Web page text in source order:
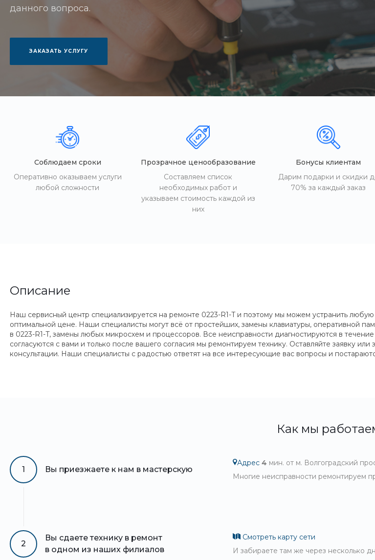
данного вопроса.
ЗАКАЗАТЬ УСЛУГУ
Соблюдаем сроки
Оперативно оказываем услуги
любой сложности
Прозрачное ценообразование
Составляем список
необходимых работ и
указываем стоимость каждой из
них
Бонусы клиентам
Дарим подарки и скидки
70% за каждый заказ
Описание
Наш сервисный центр специализируется на ремонте 0223-R1-T и поэтому мы можем устранить
оптимальной цене. Наши специалисты могут всё от простейших, замены клавиатуры, оперативной
в 0223-R1-T, замены любых микросхем и процессоров. Все неисправности диагностируются в
согласуются с вами и только после вашего согласия мы ремонтируем технику. Оставляйте заявку
консультации. Наши специалисты с радостью ответят на все интересующие вас вопросы и
Как мы
1 Вы приезжаете к нам в мастерскую
Адрес 4 мин. от м. Волгоградский
Многие неисправности ремонтируем
2
Вы сдаете технику в ремонт
в одном из наших филиалов
Смотреть карту сети
И забираете там же через несколько